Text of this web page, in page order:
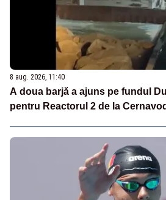
8 aug. 2026, 11:40
A doua barjă a ajuns pe fundul
pentru Reactorul 2 de la